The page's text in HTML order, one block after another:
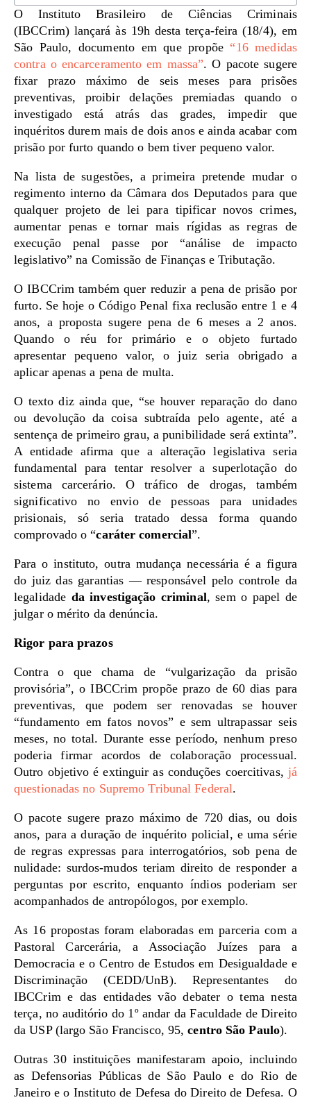
O Instituto Brasileiro de Ciências Criminais
(IBCCrim) lançará às 19h desta terça-feira (18/4), em
São Paulo, documento em que propõe “16 medidas
contra o encarceramento em massa”. O pacote sugere
fixar prazo máximo de seis meses para prisões
preventivas, proibir delações premiadas quando o
investigado está atrás das grades, impedir que
inquéritos durem mais de dois anos e ainda acabar com
prisão por furto quando o bem tiver pequeno valor.
Na lista de sugestões, a primeira pretende mudar o
regimento interno da Câmara dos Deputados para que
qualquer projeto de lei para tipificar novos crimes,
aumentar penas e tornar mais rígidas as regras de
execução penal passe por “análise de impacto
legislativo” na Comissão de Finanças e Tributação.
O IBCCrim também quer reduzir a pena de prisão por
furto. Se hoje o Código Penal fixa reclusão entre 1 e 4
anos, a proposta sugere pena de 6 meses a 2 anos.
Quando o réu for primário e o objeto furtado
apresentar pequeno valor, o juiz seria obrigado a
aplicar apenas a pena de multa.
O texto diz ainda que, “se houver reparação do dano
ou devolução da coisa subtraída pelo agente, até a
sentença de primeiro grau, a punibilidade será extinta”.
A entidade afirma que a alteração legislativa seria
fundamental para tentar resolver a superlotação do
sistema carcerário. O tráfico de drogas, também
significativo no envio de pessoas para unidades
prisionais, só seria tratado dessa forma quando
comprovado o “caráter comercial”.
Para o instituto, outra mudança necessária é a figura
do juiz das garantias — responsável pelo controle da
legalidade da investigação criminal, sem o papel de
julgar o mérito da denúncia.
Rigor para prazos
Contra o que chama de “vulgarização da prisão
provisória”, o IBCCrim propõe prazo de 60 dias para
preventivas, que podem ser renovadas se houver
“fundamento em fatos novos” e sem ultrapassar seis
meses, no total. Durante esse período, nenhum preso
poderia firmar acordos de colaboração processual.
Outro objetivo é extinguir as conduções coercitivas, já
questionadas no Supremo Tribunal Federal.
O pacote sugere prazo máximo de 720 dias, ou dois
anos, para a duração de inquérito policial, e uma série
de regras expressas para interrogatórios, sob pena de
nulidade: surdos-mudos teriam direito de responder a
perguntas por escrito, enquanto índios poderiam ser
acompanhados de antropólogos, por exemplo.
As 16 propostas foram elaboradas em parceria com a
Pastoral Carcerária, a Associação Juízes para a
Democracia e o Centro de Estudos em Desigualdade e
Discriminação (CEDD/UnB). Representantes do
IBCCrim e das entidades vão debater o tema nesta
terça, no auditório do 1º andar da Faculdade de Direito
da USP (largo São Francisco, 95,centro São Paulo).
Outras 30 instituições manifestaram apoio, incluindo
as Defensorias Públicas de São Paulo e do Rio de
Janeiro e o Instituto de Defesa do Direito de Defesa. O